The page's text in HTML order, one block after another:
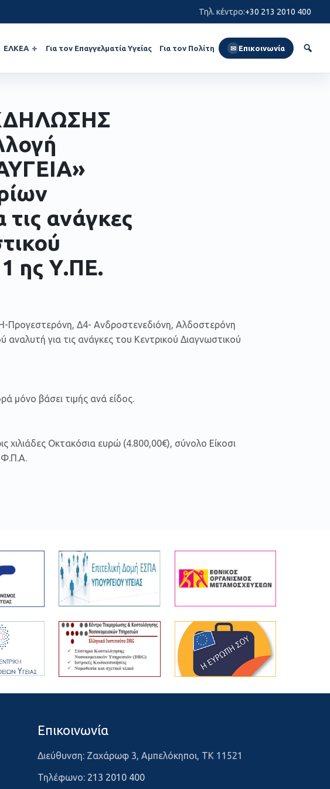
Τηλ. κέντρο:+30 213 2010 400
ΕΛΚΕΑ Για τον Επαγγελματία Υγείας Για τον Πολίτη ✉ Επικοινωνία
ανάγκες
ης Υ.ΠΕ.
Δ4- Ανδροστενεδιόνη, Αλδοστερόνη
για τις ανάγκες του Κεντρικού Διαγνωστικού
μόνο βάσει τιμής ανά είδος.
χιλιάδες Οκτακόσια ευρώ (4.800,00€), σύνολο Είκοσι
Φ.Π.Α.
Επικοινωνία
Διεύθυνση: Ζαχάρωφ 3, Αμπελόκηποι, ΤΚ 11521
Τηλέφωνο: 213 2010 400